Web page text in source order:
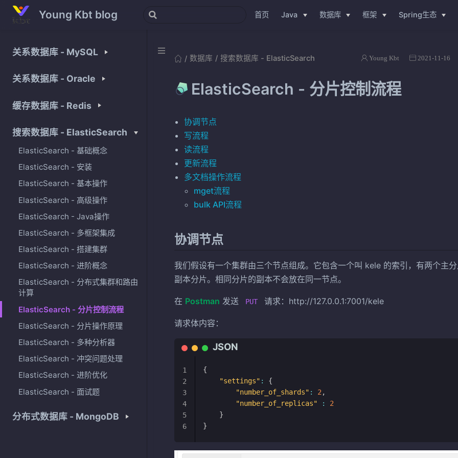
Young Kbt blog 首页 Java 数据库 框架 Spring生态
关系数据库 - MySQL
关系数据库 - Oracle
缓存数据库 - Redis
搜索数据库 - ElasticSearch
ElasticSearch - 基础概念
ElasticSearch - 安装
ElasticSearch - 基本操作
ElasticSearch - 高级操作
ElasticSearch - Java操作
ElasticSearch - 多框架集成
ElasticSearch - 搭建集群
ElasticSearch - 进阶概念
ElasticSearch - 分布式集群和路由
计算
ElasticSearch - 分片控制流程
ElasticSearch - 分片操作原理
ElasticSearch - 多种分析器
ElasticSearch - 冲突问题处理
ElasticSearch - 进阶优化
ElasticSearch - 面试题
分布式数据库 - MongoDB
数据库 搜索数据库 - ElasticSearch Young Kbt 2021-11-16
ElasticSearch - 分片控制流程
协调节点
写流程
读流程
更新流程
多文档操作流程
mget流程
bulk API流程
协调节点
我们假设有一个集群由三个节点组成。它包含一个叫 kele 的索引，有两个主
副本分片。相同分片的副本不会放在同一节点。
在 Postman 发送 PUT 请求：http://127.0.0.1:7001/kele
请求体内容：
{
"settings" :
{
"number_of_shards" : 2 ,
"number_of_replicas"
:
2
}
}
1
2
3
4
5
6